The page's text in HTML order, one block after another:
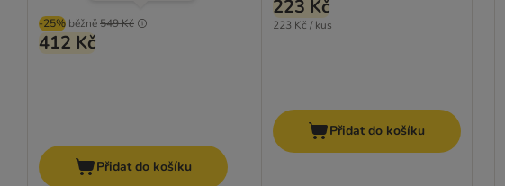
-25% běžně549 Kč
412 Kč
Přidat do košíku
223 Kč
223 Kč / kus
Přidat do košíku